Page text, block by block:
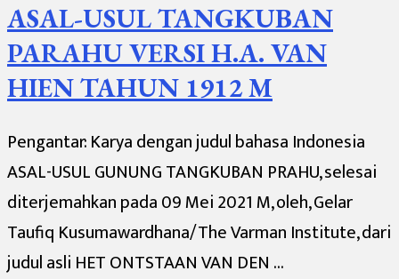
ASAL-USUL TANGKUBAN
PARAHU VERSI H.A. VAN
HIEN TAHUN 1912 M
Pengantar: Karya dengan judul bahasa Indonesia
ASAL-USUL GUNUNG TANGKUBAN PRAHU, selesai
diterjemahkan pada 09 Mei 2021 M, oleh, Gelar
Taufiq Kusumawardhana/The Varman Institute, dari
judul asli HET ONTSTAAN VAN DEN …